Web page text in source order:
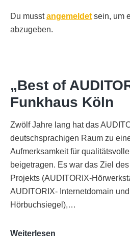
Du musstangemeldet sein, um
abzugeben.
„Best of
Funkhaus Köln
Zwölf Jahre lang hat das
deutschsprachigen Raum zu
Aufmerksamkeit für
beigetragen. Es war das Ziel
Projekts (AUDITORIX-
AUDITORIX- Internetdomain
Hörbuchsiegel),…
Weiterlesen